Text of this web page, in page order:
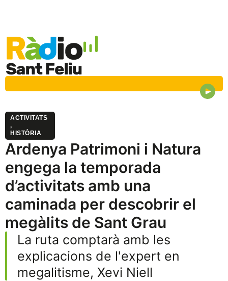
ACTIVITATS
,
HISTÒRIA
Ardenya Patrimoni i Natura
engega la temporada
d’activitats amb una
caminada per descobrir el
megàlits de Sant Grau
La ruta comptarà amb les
explicacions de l'expert en
megalitisme, Xevi Niell